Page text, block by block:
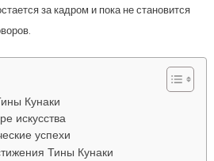
за кадром и пока не становится
Кунаки
искусства
успехи
Тины Кунаки